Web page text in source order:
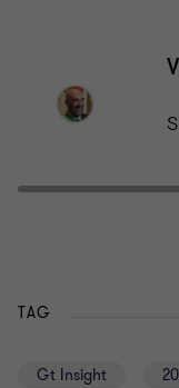
TAG
Gt Insight